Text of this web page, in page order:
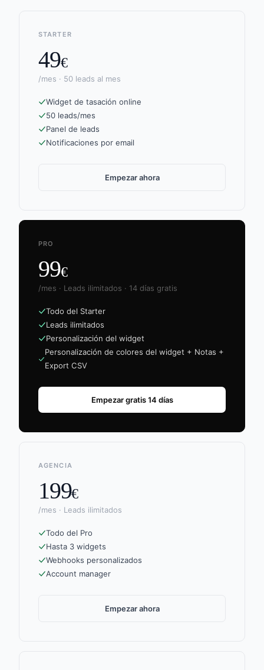
STARTER
49€
/mes · 50 leads al mes
Widget de tasación online
50 leads/mes
Panel de leads
Notificaciones por email
Empezar ahora
PRO
99€
/mes · Leads ilimitados · 14 días gratis
Todo del Starter
Leads ilimitados
Personalización del widget
Personalización de colores del widget + Notas +
Export CSV
Empezar gratis 14 días
AGENCIA
199€
/mes · Leads ilimitados
Todo del Pro
Hasta 3 widgets
Webhooks personalizados
Account manager
Empezar ahora